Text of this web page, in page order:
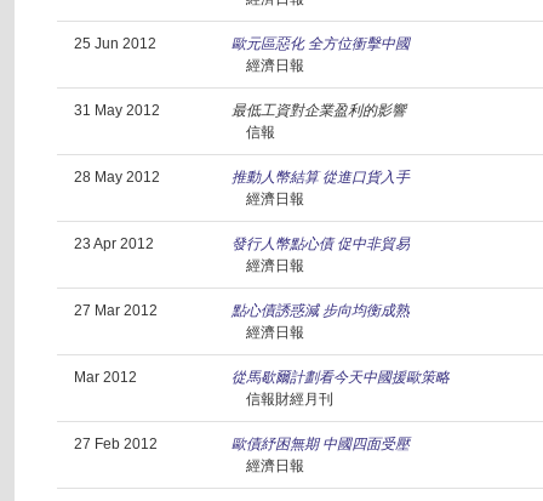
25 Jun 2012
歐元區惡化 全方位衝擊中國
經濟日報
31 May 2012
最低工資對企業盈利的影響
信報
28 May 2012
推動人幣結算 從進口貨入手
經濟日報
23 Apr 2012
發行人幣點心債 促中非貿易
經濟日報
27 Mar 2012
點心債誘惑減 步向均衡成熟
經濟日報
Mar 2012
從馬歇爾計劃看今天中國援歐策略
信報財經月刊
27 Feb 2012
歐債紓困無期 中國四面受壓
經濟日報